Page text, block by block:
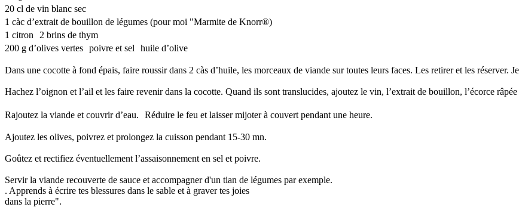
20 cl de vin blanc sec
1 càc d’extrait de bouillon de légumes (pour moi "Marmite de Knorr®)
1 citron 2 brins de thym
200 g d’olives vertes poivre et sel huile d’olive
Dans une cocotte à fond épais, faire roussir dans 2 càs d’huile, les morceaux de viande sur toutes leurs faces. Les retirer et les réserver.
Hachez l’oignon et l’ail et les faire revenir dans la cocotte. Quand ils sont translucides, ajoutez le vin, l’extrait de bouillon, l’écorce
Rajoutez la viande et couvrir d’eau. Réduire le feu et laisser mijoter à couvert pendant une heure.
Ajoutez les olives, poivrez et prolongez la cuisson pendant 15-30 mn.
Goûtez et rectifiez éventuellement l’assaisonnement en sel et poivre.
Servir la viande recouverte de sauce et accompagner d'un tian de légumes par exemple.
. Apprends à écrire tes blessures dans le sable et à graver tes joies
dans la pierre".